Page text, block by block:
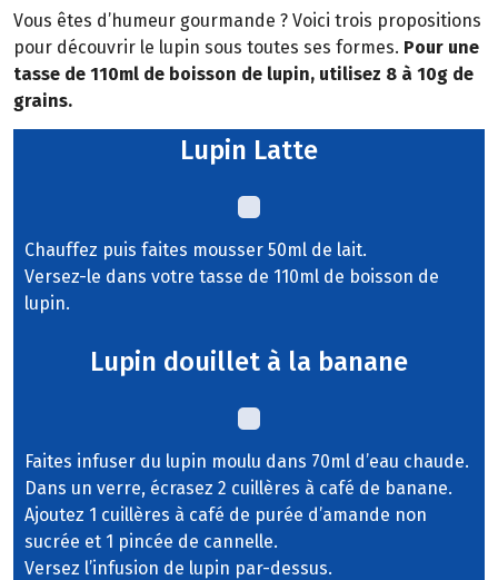
Vous êtes d’humeur gourmande ? Voici trois propositions
pour découvrir le lupin sous toutes ses formes. Pour une
tasse de 110ml de boisson de lupin, utilisez 8 à 10g de
grains.
Lupin Latte
Chauffez puis faites mousser 50ml de lait.
Versez-le dans votre tasse de 110ml de boisson de
lupin.
Lupin douillet à la banane
Faites infuser du lupin moulu dans 70ml d’eau chaude.
Dans un verre, écrasez 2 cuillères à café de banane.
Ajoutez 1 cuillères à café de purée d’amande non
sucrée et 1 pincée de cannelle.
Versez l’infusion de lupin par-dessus.